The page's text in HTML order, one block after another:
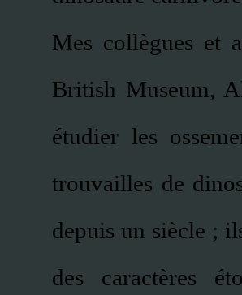
Mes collègues et
British Museum,
étudier les
trouvailles de
depuis un siècle ;
des caractères